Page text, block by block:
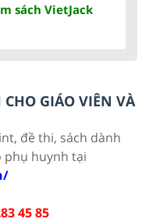
sách VietJack
GIÁO VIÊN VÀ
đề thi, sách dành
phụ huynh tại
45 85